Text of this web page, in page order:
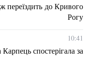
переїздить до Кривого
Рогу
10:41
спостерігала за